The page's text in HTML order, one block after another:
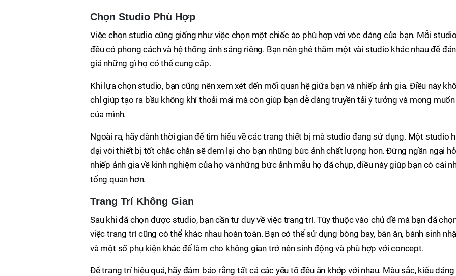
Chọn Studio Phù Hợp
Việc chọn studio cũng giống như việc chọn một chiếc áo phù hợp với vóc dáng của bạn. Mỗi studio
đều có phong cách và hệ thống ánh sáng riêng. Bạn nên ghé thăm một vài studio khác nhau để
giá những gì họ có thể cung cấp.
Khi lựa chọn studio, bạn cũng nên xem xét đến mối quan hệ giữa bạn và nhiếp ảnh gia. Điều này
chỉ giúp tạo ra bầu không khí thoải mái mà còn giúp bạn dễ dàng truyền tải ý tưởng và mong muốn
của mình.
Ngoài ra, hãy dành thời gian để tìm hiểu về các trang thiết bị mà studio đang sử dụng. Một studio
đại với thiết bị tốt chắc chắn sẽ đem lại cho bạn những bức ảnh chất lượng hơn. Đừng ngần ngại
nhiếp ảnh gia về kinh nghiệm của họ và những bức ảnh mẫu họ đã chụp, điều này giúp bạn có cái
tổng quan hơn.
Trang Trí Không Gian
Sau khi đã chọn được studio, bạn cần tư duy về việc trang trí. Tùy thuộc vào chủ đề mà bạn đã
việc trang trí cũng có thể khác nhau hoàn toàn. Bạn có thể sử dụng bóng bay, bàn ăn, bánh sinh
và một số phụ kiện khác để làm cho không gian trở nên sinh động và phù hợp với concept.
Để trang trí hiệu quả, hãy đảm bảo rằng tất cả các yếu tố đều ăn khớp với nhau. Màu sắc, kiểu dáng